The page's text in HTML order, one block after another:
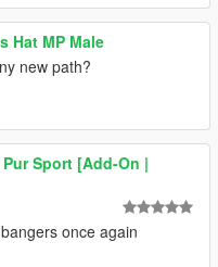
Hat MP Male
new path?
Sport [Add-On |
once again